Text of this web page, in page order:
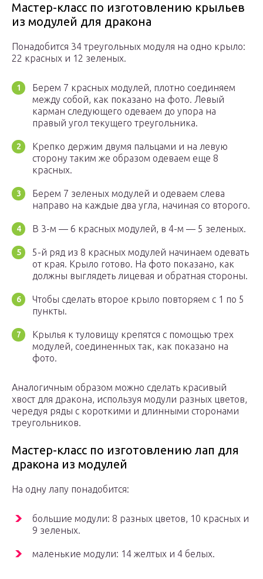
Мастер-класс по изготовлению крыльев
из модулей для дракона
Понадобится 34 треугольных модуля на одно крыло:
22 красных и 12 зеленых.
Берем 7 красных модулей, плотно соединяем
между собой, как показано на фото. Левый
карман следующего одеваем до упора на
правый угол текущего треугольника.
Крепко держим двумя пальцами и на левую
сторону таким же образом одеваем еще 8
красных.
Берем 7 зеленых модулей и одеваем слева
направо на каждые два угла, начиная со второго.
В 3-м — 6 красных модулей, в 4-м — 5 зеленых.
5-й ряд из 8 красных модулей начинаем одевать
от края. Крыло готово. На фото показано, как
должны выглядеть лицевая и обратная стороны.
Чтобы сделать второе крыло повторяем с 1 по 5
пункты.
Крылья к туловищу крепятся с помощью трех
модулей, соединенных так, как показано на
фото.
Аналогичным образом можно сделать красивый
хвост для дракона, используя модули разных цветов,
чередуя ряды с короткими и длинными сторонами
треугольников.
Мастер-класс по изготовлению лап для
дракона из модулей
На одну лапу понадобится:
большие модули: 8 разных цветов, 10 красных и
9 зеленых.
маленькие модули: 14 желтых и 4 белых.